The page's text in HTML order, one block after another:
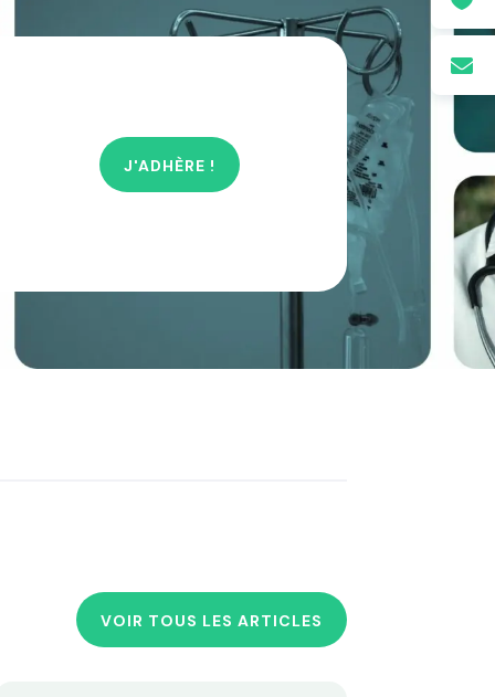

J'ADHÈRE !
VOIR TOUS LES ARTICLES